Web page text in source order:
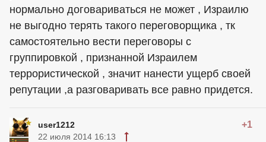
нормально договариваться не может , Израилю
не выгодно терять такого переговорщика , тк
самостоятельно вести переговоры с
группировкой , признанной Израилем
террористической , значит нанести ущерб своей
репутации ,а разговаривать все равно придется.
user1212 +1
22 июля 2014 16:13